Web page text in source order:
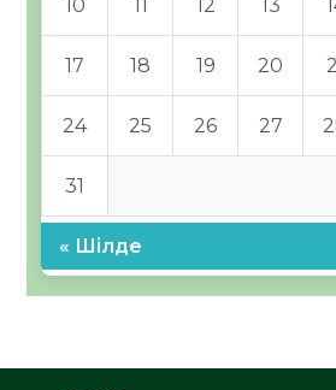
10 11 12 13
17 18 19 20
24 25 26 27
31
« Шілде